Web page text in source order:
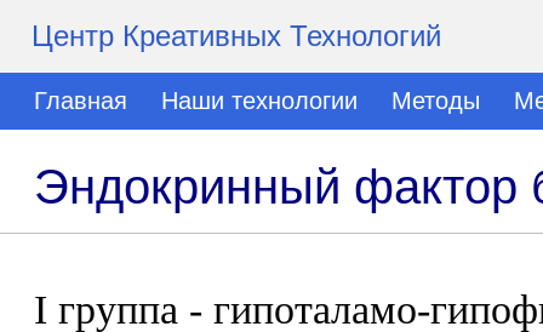
Центр Креативных Технологий
Главная Наши технологии Методы
Эндокринный фактор
I группа - гипоталамо-